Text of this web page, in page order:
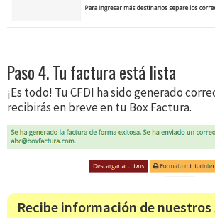
Paso 4. Tu factura está lista
¡Es todo! Tu CFDI ha sido generado
recibirás en breve en tu Box Factura.
Recibe información de nuestros